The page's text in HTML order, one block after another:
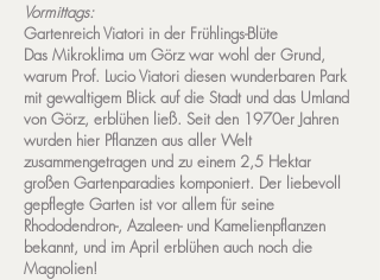
Vormittags:
Gartenreich Viatori in der Frühlings-Blüte
Das Mikroklima um Görz war wohl der Grund,
warum Prof. Lucio Viatori diesen wunderbaren Park
mit gewaltigem Blick auf die Stadt und das Umland
von Görz, erblühen ließ. Seit den 1970er Jahren
wurden hier Pflanzen aus aller Welt
zusammengetragen und zu einem 2,5 Hektar
großen Gartenparadies komponiert. Der liebevoll
gepflegte Garten ist vor allem für seine
Rhododendron-, Azaleen- und Kamelienpflanzen
bekannt, und im April erblühen auch noch die
Magnolien!